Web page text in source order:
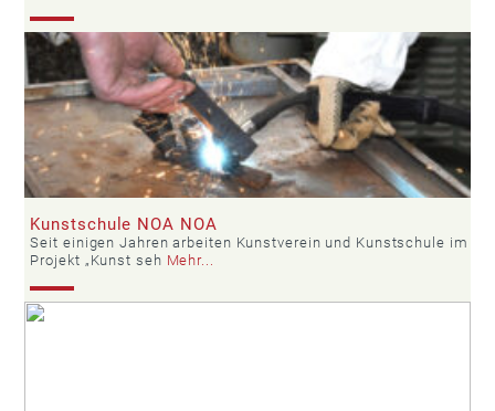
Kunstschule NOA NOA
Seit einigen Jahren arbeiten Kunstverein und Kunstschule im
Projekt „Kunst seh Mehr...